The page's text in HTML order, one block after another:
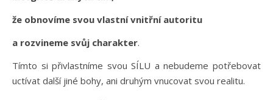
že obnovíme svou vlastní vnitřní autoritu
a rozvineme svůj charakter.
Tímto si přivlastníme svou SÍLU a nebudeme potřebovat
uctívat další jiné bohy, ani druhým vnucovat svou realitu.